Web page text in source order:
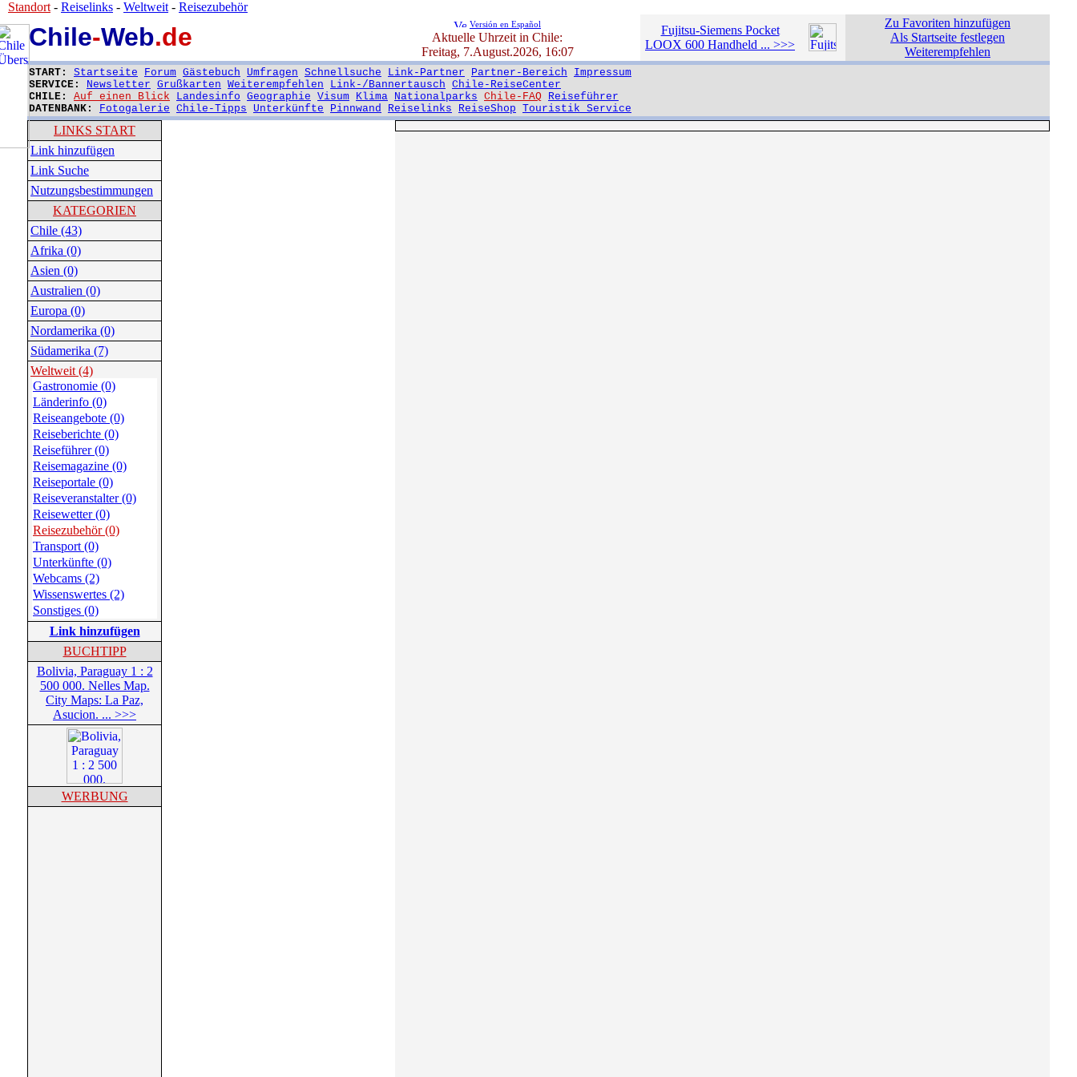
Chile-Web.de Versión en Español
Aktuelle Uhrzeit in Chile:
Freitag, 7.August.2026, 16:07
Fujitsu-Siemens Pocket
LOOX 600 Handheld ... >>>
Zu Favoriten hinzufügen
Als Startseite festlegen
Weiterempfehlen
START: Startseite Forum Gästebuch Umfragen Schnellsuche Link-Partner Partner-Bereich
Impressum
SERVICE: Newsletter Grußkarten Weiterempfehlen Link-/Bannertausch Chile-ReiseCenter
CHILE: Auf einen Blick Landesinfo Geographie Visum Klima Nationalparks Chile-FAQ Reiseführer
DATENBANK: Fotogalerie Chile-Tipps Unterkünfte Pinnwand Reiselinks ReiseShop Touristik Service
Standort - Reiselinks - Weltweit - Reisezubehör
LINKS START
Link hinzufügen
Link Suche
Nutzungsbestimmungen
KATEGORIEN
Chile (43)
Afrika (0)
Asien (0)
Australien (0)
Europa (0)
Nordamerika (0)
Südamerika (7)
Weltweit (4)
Gastronomie (0)
Länderinfo (0)
Reiseangebote (0)
Reiseberichte (0)
Reiseführer (0)
Reisemagazine (0)
Reiseportale (0)
Reiseveranstalter (0)
Reisewetter (0)
Reisezubehör (0)
Transport (0)
Unterkünfte (0)
Webcams (2)
Wissenswertes (2)
Sonstiges (0)
Link hinzufügen
BUCHTIPP
Bolivia, Paraguay 1 : 2
500 000. Nelles Map.
City Maps: La Paz,
Asucion. ... >>>
WERBUNG